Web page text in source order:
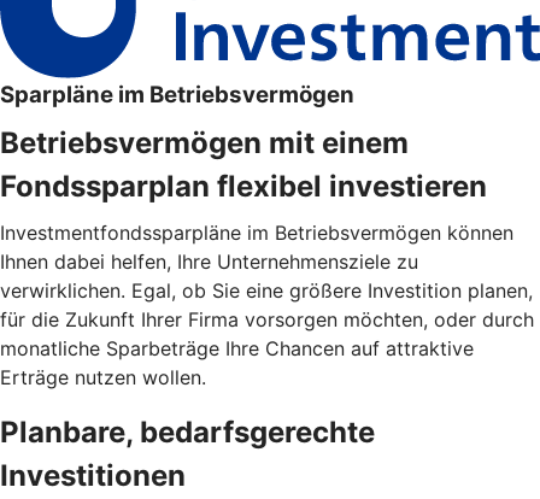
Sparpläne im Betriebsvermögen
Betriebsvermögen mit einem
Fondssparplan flexibel investieren
Investmentfondssparpläne im Betriebsvermögen können
Ihnen dabei helfen, Ihre Unternehmensziele zu
verwirklichen. Egal, ob Sie eine größere Investition planen,
für die Zukunft Ihrer Firma vorsorgen möchten, oder durch
monatliche Sparbeträge Ihre Chancen auf attraktive
Erträge nutzen wollen.
Planbare, bedarfsgerechte
Investitionen